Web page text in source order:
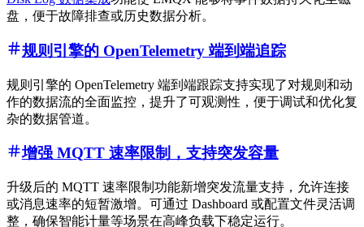
盘，便于故障排查或历史数据分析。
规则引擎的 OpenTelemetry 端到端追踪
规则引擎的 OpenTelemetry 端到端跟踪支持实现了对规则和动
作的数据流的全面监控，提升了可观测性，便于调试和优化复
杂的数据管道。
增强 MQTT 速率限制，支持突发容量
升级后的 MQTT 速率限制功能新增突发流量支持，允许连接
或消息速率的短暂激增。可通过 Dashboard 或配置文件灵活调
整，确保智能计量等场景在高峰负载下稳定运行。